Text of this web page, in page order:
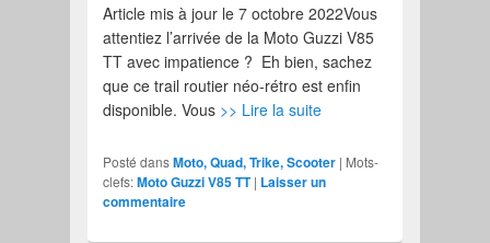
Article mis à jour le 7 octobre 2022Vous
attentiez l’arrivée de la Moto Guzzi V85
TT avec impatience ? Eh bien, sachez
que ce trail routier néo-rétro est enfin
disponible. Vous >> Lire la suite
Posté dansMoto, Quad, Trike, Scooter | Mots-
clefs:Moto Guzzi V85 TT | Laisser un
commentaire